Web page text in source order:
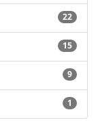
22
15
9
1